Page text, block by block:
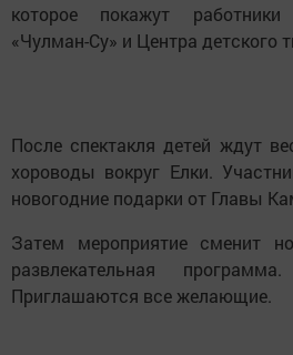
которое покажут работники
«Чулман-Су» и Центра детского
После спектакля детей ждут
хороводы вокруг Елки.
новогодние подарки от Главы
Затем мероприятие сменит
развлекательная
Приглашаются все желающие.